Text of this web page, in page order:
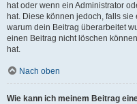
hat oder wenn ein Administrator
hat. Diese können jedoch, falls
warum dein Beitrag überarbeitet
einen Beitrag nicht löschen
hat.
Nach oben
Wie kann ich meinem Beitrag